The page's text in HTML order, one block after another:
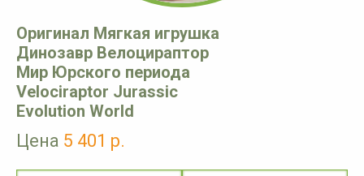
Оригинал Мягкая игрушка
Динозавр Велоцираптор
Мир Юрского периода
Velociraptor Jurassic
Evolution World
Цена 5 401 р.